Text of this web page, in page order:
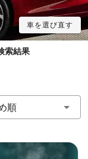
車を選び直す
索結果
順